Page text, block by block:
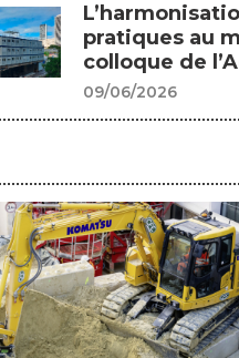
pratiques au
colloque de
09/06/2026